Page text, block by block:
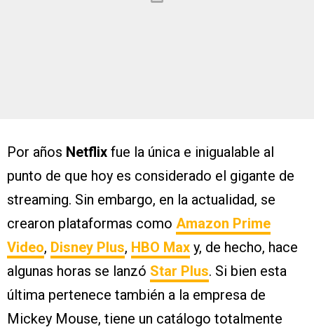
Por años Netflix fue la única e inigualable al
punto de que hoy es considerado el gigante de
streaming. Sin embargo, en la actualidad, se
crearon plataformas como Amazon Prime
Video, Disney Plus, HBO Max y, de hecho, hace
algunas horas se lanzó Star Plus. Si bien esta
última pertenece también a la empresa de
Mickey Mouse, tiene un catálogo totalmente